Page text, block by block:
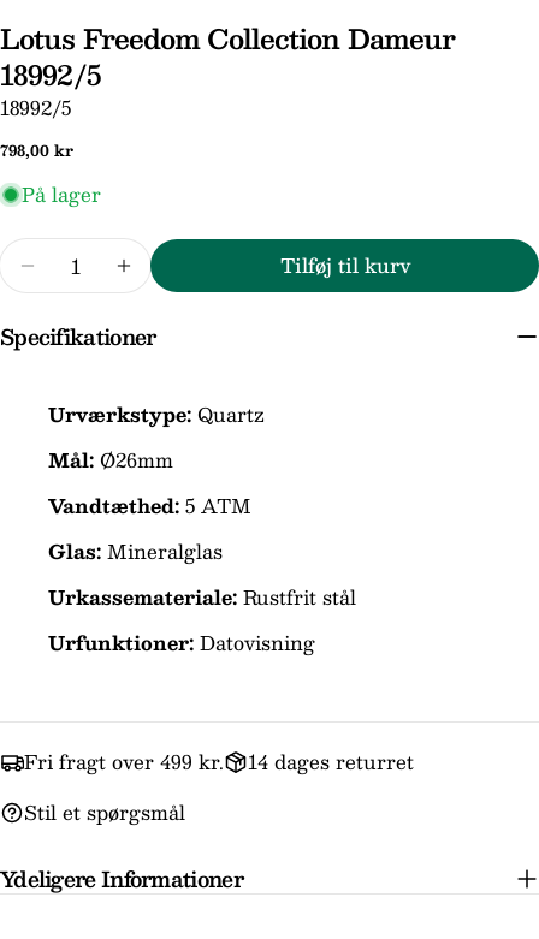
Lotus Freedom Collection Dameur
18992/5
SKU:
18992/5
Normal
798,00 kr
På lager
Reducer mængden for Lotus Freedom
Forøg mængden for Lotus Freedom
Tilføj til kurv
Specifikationer
Urværkstype: Quartz
Mål: Ø26mm
Vandtæthed:5 ATM
Glas:Mineralglas
Urkassemateriale:Rustfrit stål
Urfunktioner:Datovisning
Fri fragt over 499 kr.
14 dages returret
Stil et spørgsmål
Stil et spørgsmål
Dit
Din
Din
Din
besked
Felterne markeret med * er obligatoriske.
Send spørgsmål
Ydeligere Informationer